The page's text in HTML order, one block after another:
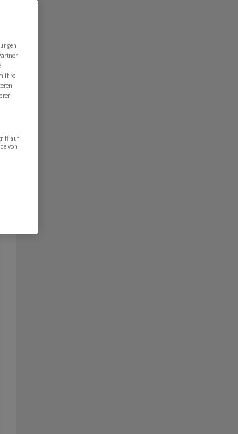
Ihre
auf
von